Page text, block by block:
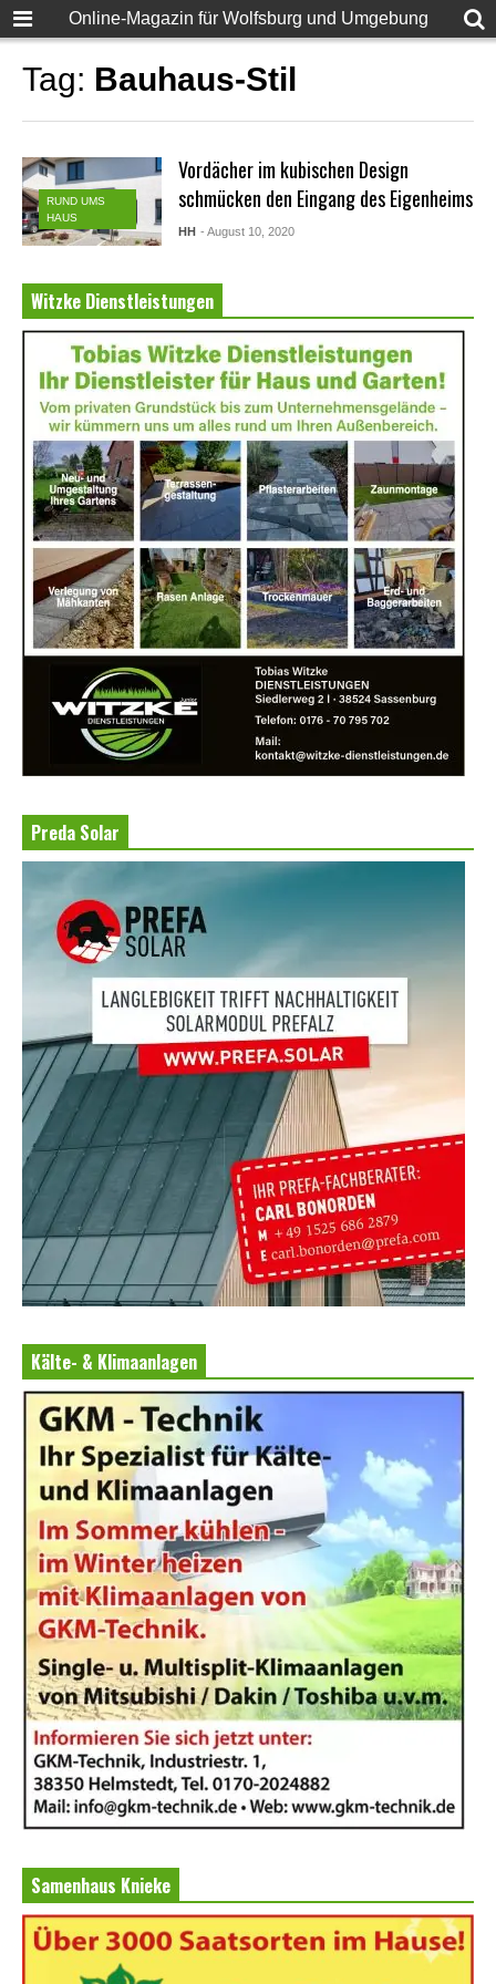
Online-Magazin für Wolfsburg und Umgebung
Tag: Bauhaus-Stil
RUND UMS
HAUS
Vordächer im kubischen Design
schmücken den Eingang des Eigenheims
HH - August 10, 2020
Witzke Dienstleistungen
Preda Solar
Kälte- & Klimaanlagen
Samenhaus Knieke